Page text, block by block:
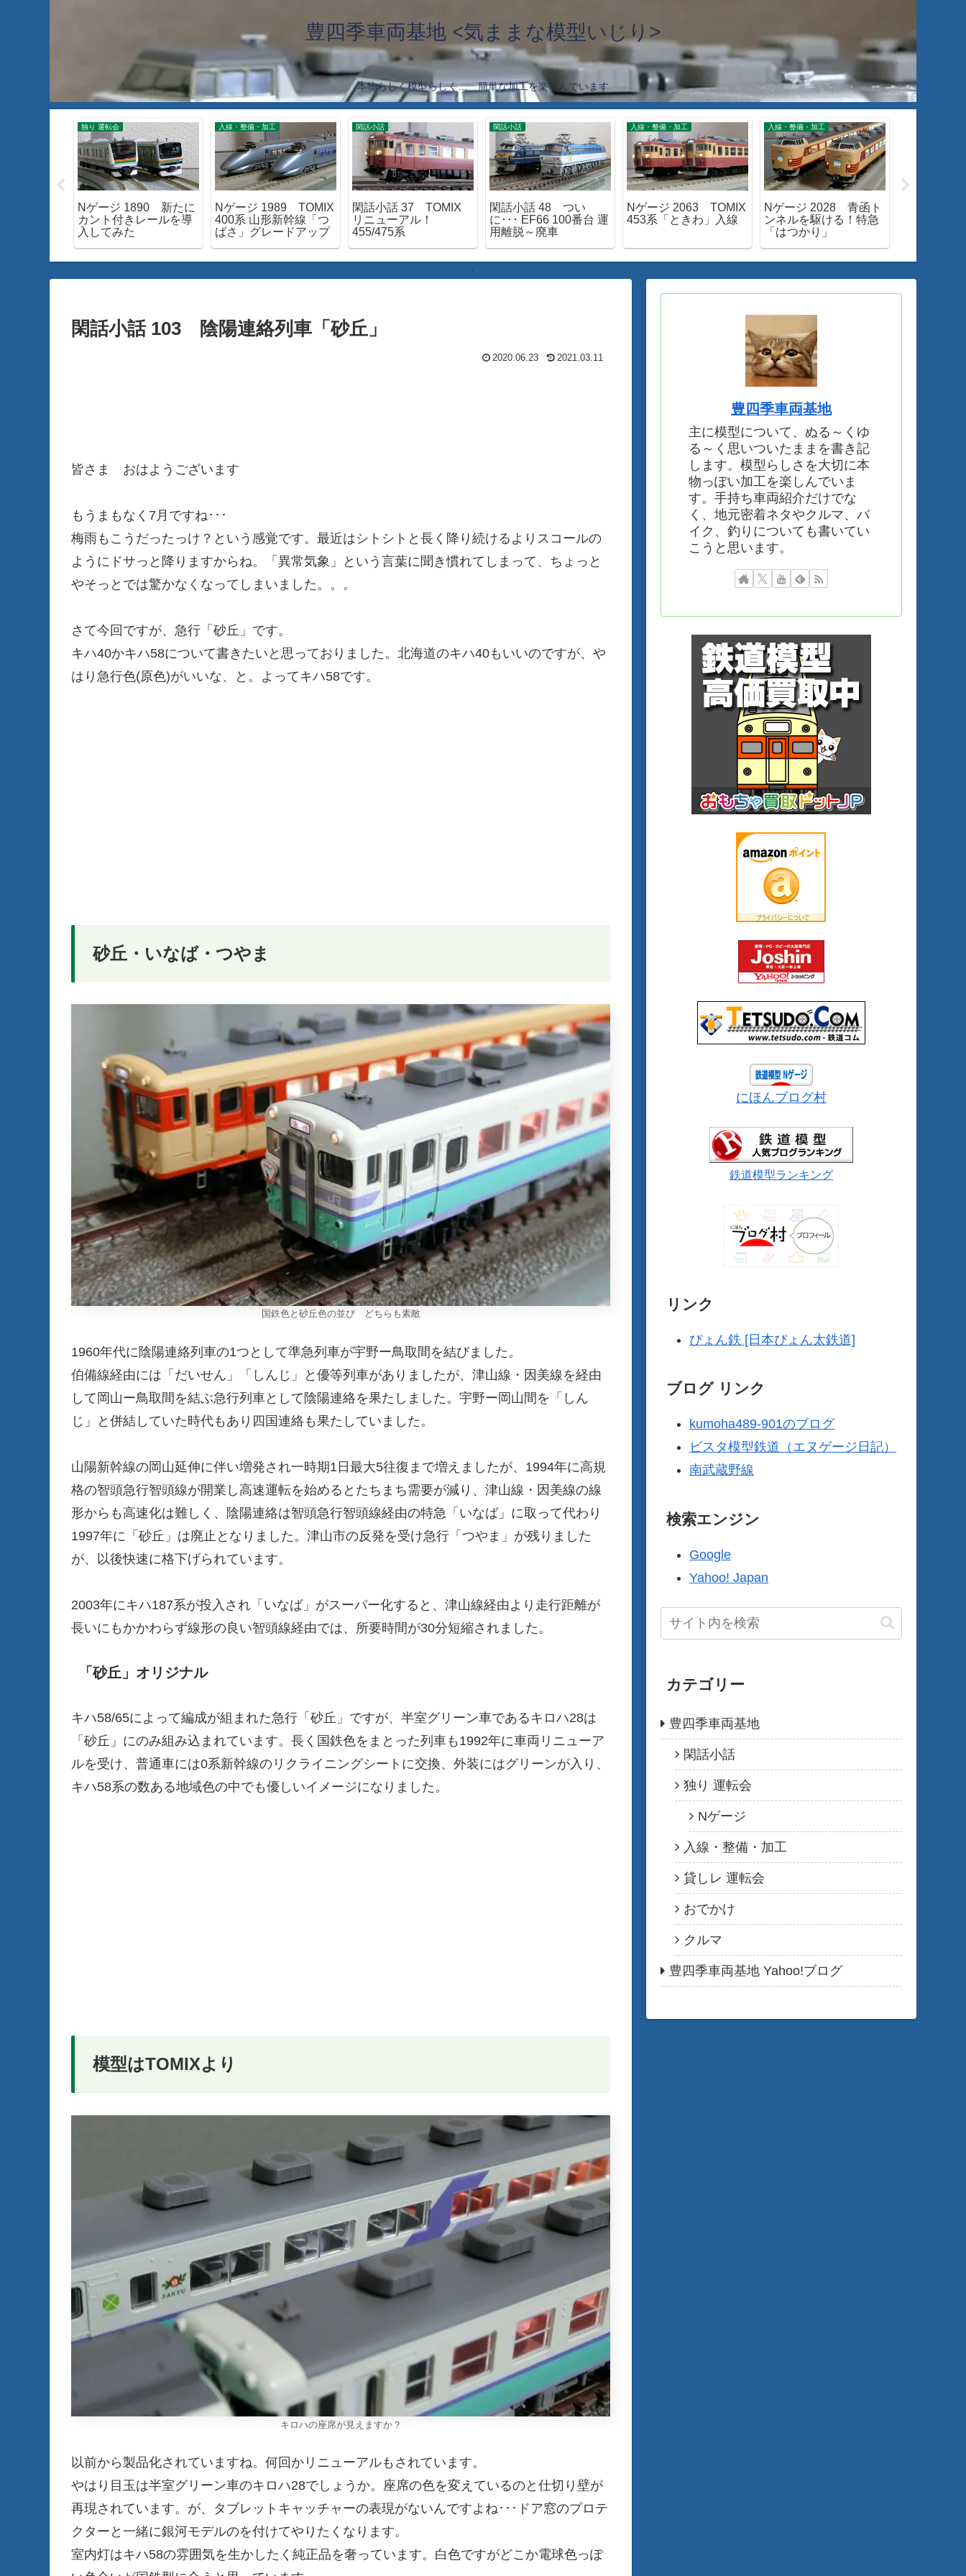
豊四季車両基地 <気ままな模型いじり>
本物らしく模型らしく… 簡単な加工を楽しんでいます
独り 運転会
Nゲージ 1890 新たに
カント付きレールを導
入してみた
入線・整備・加工
Nゲージ 1989 TOMIX
400系 山形新幹線「つ
ばさ」グレードアップ
閑話小話
閑話小話 37 TOMIX
リニューアル！
455/475系
閑話小話
閑話小話 48 つい
に･･･ EF66 100番台 運
用離脱～廃車
入線・整備・加工
Nゲージ 2063 TOMIX
453系「ときわ」入線
入線・整備・加工
Nゲージ 2028 青函ト
ンネルを駆ける！特急
「はつかり」
閑話小話 103 陰陽連絡列車「砂丘」
2020.06.23 2021.03.11
皆さま おはようございます
もうまもなく7月ですね･･･
梅雨もこうだったっけ？という感覚です。最近はシトシトと長く降り続けるよりスコールの
ようにドサっと降りますからね。「異常気象」という言葉に聞き慣れてしまって、ちょっと
やそっとでは驚かなくなってしまいました。。。
さて今回ですが、急行「砂丘」です。
キハ40かキハ58について書きたいと思っておりました。北海道のキハ40もいいのですが、や
はり急行色(原色)がいいな、と。よってキハ58です。
砂丘・いなば・つやま
国鉄色と砂丘色の並び どちらも素敵
1960年代に陰陽連絡列車の1つとして準急列車が宇野ー鳥取間を結びました。
伯備線経由には「だいせん」「しんじ」と優等列車がありましたが、津山線・因美線を経由
して岡山ー鳥取間を結ぶ急行列車として陰陽連絡を果たしました。宇野ー岡山間を「しん
じ」と併結していた時代もあり四国連絡も果たしていました。
山陽新幹線の岡山延伸に伴い増発され一時期1日最大5往復まで増えましたが、1994年に高規
格の智頭急行智頭線が開業し高速運転を始めるとたちまち需要が減り、津山線・因美線の線
形からも高速化は難しく、陰陽連絡は智頭急行智頭線経由の特急「いなば」に取って代わり
1997年に「砂丘」は廃止となりました。津山市の反発を受け急行「つやま」が残りました
が、以後快速に格下げられています。
2003年にキハ187系が投入され「いなば」がスーパー化すると、津山線経由より走行距離が
長いにもかかわらず線形の良い智頭線経由では、所要時間が30分短縮されました。
「砂丘」オリジナル
キハ58/65によって編成が組まれた急行「砂丘」ですが、半室グリーン車であるキロハ28は
「砂丘」にのみ組み込まれています。長く国鉄色をまとった列車も1992年に車両リニューア
ルを受け、普通車には0系新幹線のリクライニングシートに交換、外装にはグリーンが入り、
キハ58系の数ある地域色の中でも優しいイメージになりました。
模型はTOMIXより
キロハの座席が見えますか？
以前から製品化されていますね。何回かリニューアルもされています。
やはり目玉は半室グリーン車のキロハ28でしょうか。座席の色を変えているのと仕切り壁が
再現されています。が、タブレットキャッチャーの表現がないんですよね･･･ドア窓のプロテ
クターと一緒に銀河モデルのを付けてやりたくなります。
室内灯はキハ58の雰囲気を生かしたく純正品を奢っています。白色ですがどこか電球色っぽ
豊四季車両基地
主に模型について、ぬる～くゆ
る～く思いついたままを書き記
します。模型らしさを大切に本
物っぽい加工を楽しんでいま
す。手持ち車両紹介だけでな
く、地元密着ネタやクルマ、バ
イク、釣りについても書いてい
こうと思います。
にほんブログ村
鉄道模型ランキング
リンク
ぴょん鉄 [日本ぴょん太鉄道]
ブログ リンク
kumoha489-901のブログ
ビスタ模型鉄道（エヌゲージ日記）
南武蔵野線
検索エンジン
Google
Yahoo! Japan
カテゴリー
豊四季車両基地
閑話小話
独り 運転会
Nゲージ
入線・整備・加工
貸しレ 運転会
おでかけ
クルマ
豊四季車両基地 Yahoo!ブログ